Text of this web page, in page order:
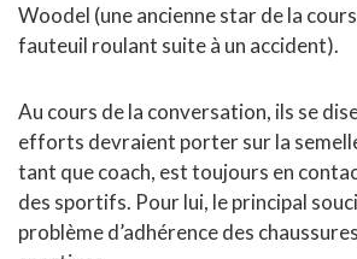
Woodel (une ancienne star de la
fauteuil roulant suite à un accident).
Au cours de la conversation, ils se
efforts devraient porter sur la
tant que coach, est toujours en
des sportifs. Pour lui, le principal souci
problème d’adhérence des